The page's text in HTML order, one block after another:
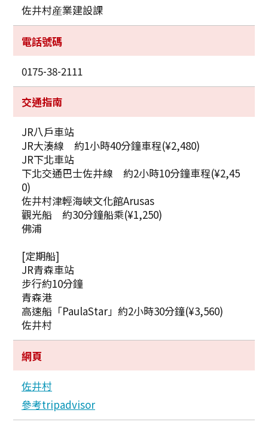
佐井村産業建設課
電話號碼
0175-38-2111
交通指南
JR八戶車站
JR大湊線 約1小時40分鐘車程(¥2,480)
JR下北車站
下北交通巴士佐井線 約2小時10分鐘車程(¥2,45
0)
佐井村津輕海峽文化館Arusas
觀光船 約30分鐘船乘(¥1,250)
佛浦
[定期船]
JR青森車站
步行約10分鐘
青森港
高速船「PaulaStar」約2小時30分鐘(¥3,560)
佐井村
網頁
佐井村
參考tripadvisor